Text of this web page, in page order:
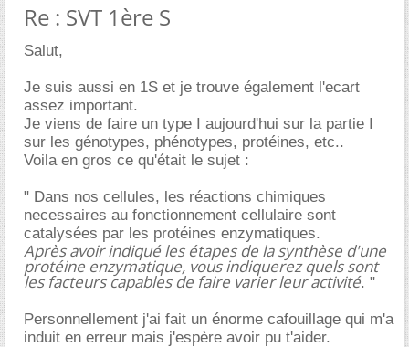
Re : SVT 1ère S
Salut,
Je suis aussi en 1S et je trouve également l'ecart
assez important.
Je viens de faire un type I aujourd'hui sur la partie I
sur les génotypes, phénotypes, protéines, etc..
Voila en gros ce qu'était le sujet :
" Dans nos cellules, les réactions chimiques
necessaires au fonctionnement cellulaire sont
catalysées par les protéines enzymatiques.
Après avoir indiqué les étapes de la synthèse d'une
protéine enzymatique, vous indiquerez quels sont
les facteurs capables de faire varier leur activité. "
Personnellement j'ai fait un énorme cafouillage qui m'a
induit en erreur mais j'espère avoir pu t'aider.